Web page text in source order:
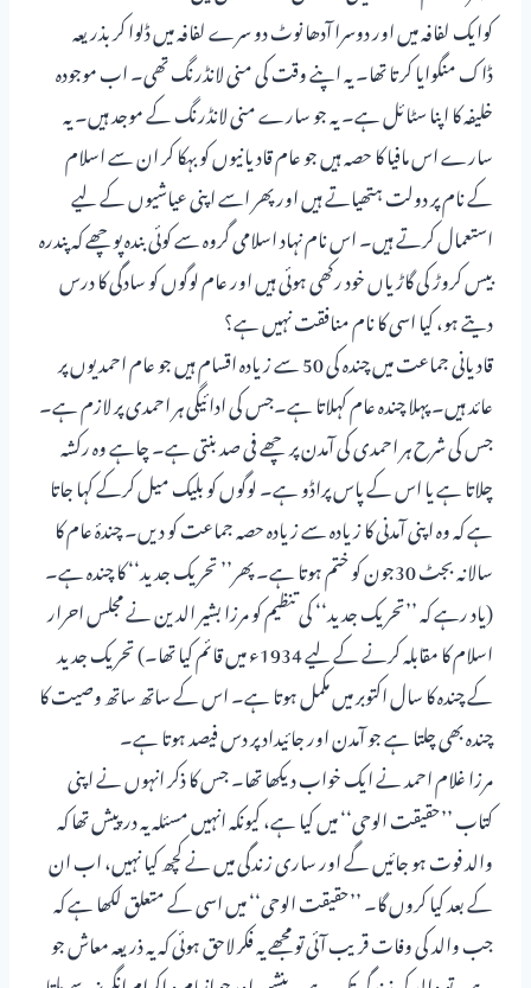
کوایک لفافہ میں اور دوسرا آدھا نوٹ دو سرے لفافہ میں ڈلوا کر بذریعہ
ڈاک منگوایا کرتا تھا۔ یہ اپنے وقت کی منی لانڈرنگ تھی۔ اب موجودہ
خلیفہ کا اپنا سٹائل ہے۔ یہ جو سارے منی لانڈرنگ کے موجد ہیں۔ یہ
سارے اس مافیا کا حصہ ہیں جو عام قادیانیوں کو بہکا کر ان سے اسلام
کے نام پر دولت ہتھیاتے ہیں اور پھر اسے اپنی عیاشیوں کے لیے
استعمال کرتے ہیں۔ اس نام نہاد اسلامی گروہ سے کوئی بندہ پوچھے کہ پندرہ
بیس کروڑ کی گاڑیاں خود رکھی ہوئی ہیں اور عام لوگوں کو سادگی کا درس
دیتے ہو، کیا اسی کا نام منافقت نہیں ہے؟
قادیانی جماعت میں چندہ کی 50 سے زیادہ اقسام ہیں جو عام احمدیوں پر
عائد ہیں۔ پہلا چندہ عام کہلاتا ہے۔جس کی ادائیگی ہر احمدی پر لازم ہے۔
جس کی شرح ہر احمدی کی آمدن پر چھے فی صد بنتی ہے۔ چاہے وہ رکشہ
چلاتا ہے یا اس کے پاس پراڈو ہے۔ لوگوں کو بلیک میل کرکے کہا جاتا
ہے کہ وہ اپنی آمدنی کا زیادہ سے زیادہ حصہ جماعت کو دیں۔ چندۂ عام کا
سالانہ بجٹ 30جون کو ختم ہوتا ہے۔ پھر’’ تحریک جدید‘‘ کا چندہ ہے۔
(یاد رہے کہ ’’تحریک جدید‘‘ کی تنظیم کو مرزا بشیر الدین نے مجلس احرار
اسلام کا مقابلہ کرنے کے لیے 1934ء میں قائم کیا تھا۔) تحریک جدید
کے چندہ کا سال اکتوبر میں مکمل ہوتا ہے۔ اس کے ساتھ ساتھ وصیت کا
چندہ بھی چلتا ہے جو آمدن اور جائیداد پر دس فیصد ہوتا ہے۔
مرزا غلام احمد نے ایک خواب دیکھا تھا۔ جس کا ذکر انہوں نے اپنی
کتاب ’’حقیقت الوحی‘‘ میں کیا ہے، کیونکہ انہیں مسئلہ یہ درپیش تھا کہ
والد فوت ہو جائیں گے اور ساری زندگی میں نے کچھ کیا نہیں، اب ان
کے بعد کیا کروں گا۔ ’’حقیقت الوحی‘‘ میں اسی کے متعلق لکھا ہے کہ
جب والد کی وفات قریب آئی تو مجھے یہ فکر لاحق ہوئی کہ یہ ذریعہ معاش جو